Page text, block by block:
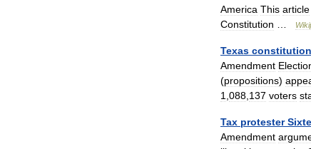
America This article
Constitution
Texas
Amendment
(propositions)
1 088 137 voters
Tax protester
Amendment